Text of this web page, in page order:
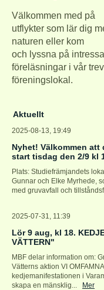
Välkommen med på
utflykter som lär dig
naturen eller kom
och lyssna på
föreläsningar i vår
föreningslokal.
Aktuellt
2025-08-13, 19:49
Nyhet! Välkommen
start tisdag den 2/9 kl
Plats: Studiefrämjandets
Gunnar och Elke Myrhede,
med gruvavfall och
2025-07-31, 11:39
Lör 9 aug, kl 18.
VÄTTERN"
MBF delar information om:
Vätterns aktion VI
kedjemanifestationen i
skapa en mänsklig... Mer